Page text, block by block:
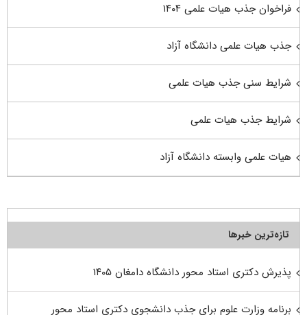
فراخوان جذب هیات علمی ۱۴۰۴
جذب هیات علمی دانشگاه آزاد
شرایط سنی جذب هیات علمی
شرایط جذب هیات علمی
هیات علمی وابسته دانشگاه آزاد
تازه‌ترین خبرها
پذیرش دکتری استاد محور دانشگاه دامغان ۱۴۰۵
برنامه وزارت علوم برای جذب دانشجوی دکتری استاد محور